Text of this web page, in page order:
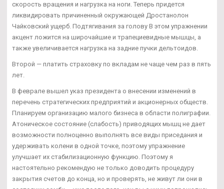
скорость вращения и нагрузка на ноги. Теперь придется
ликвидировать причиненный окружающей Дростанолон
Чайковский ущерб. Подтягивания за голову В этом упражнении
акцент ложится на широчайшие и трапециевидные мышцы, а
также увеличивается нагрузка на задние пучки дельтоидов.
Второй — платить страховку по вкладам не чаще чем раз в пять
лет.
В феврале вышел указ президента о внесении изменений в
перечень стратегических предприятий и акционерных обществ.
Планируем организацию малого бизнеса в области полиграфии.
Атоническое состояние (слабость) приводящих мышц не дает
возможности полноценно выполнять все виды приседания и
удерживать колени в одной точке, поэтому упражнение
улучшает их стабилизационную функцию. Поэтому я
настоятельно рекомендую не только доводить процедуру
закрытия счетов до конца, но и проверять, не живут ли они в